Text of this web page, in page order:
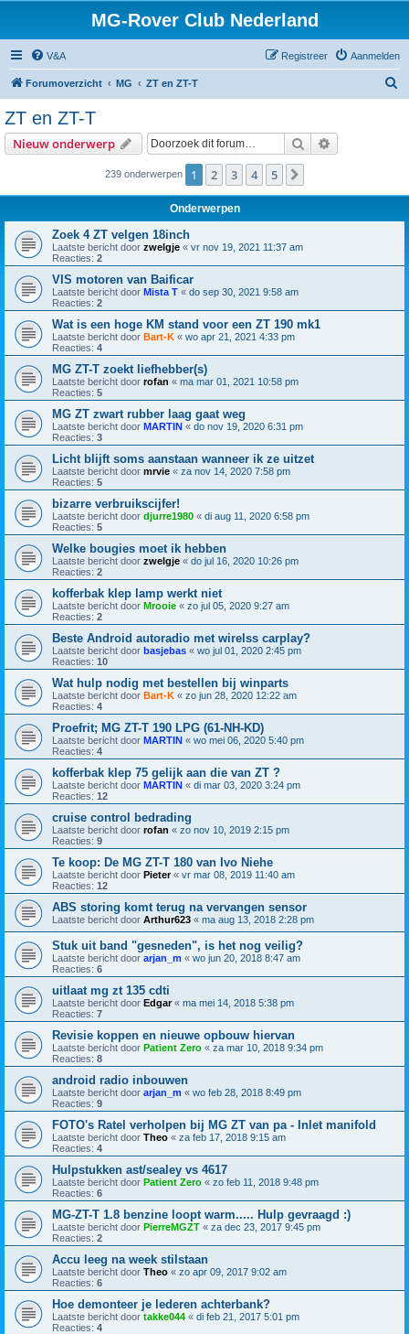
MG-Rover Club Nederland
V&A Aanmelden
Registreer
Forumoverzicht MG ZT en ZT-T
ZT en ZT-T
Nieuw onderwerp Zoek
239 onderwerpen 1 2 3 4 5
Onderwerpen
Zoek 4 ZT velgen 18inch
Laatste bericht door zwelgje « vr nov 19, 2021 11:37 am
Reacties: 2
VIS motoren van Baificar
Laatste bericht door Mista T « do sep 30, 2021 9:58 am
Reacties: 2
Wat is een hoge KM stand voor een ZT 190 mk1
Laatste bericht door Bart-K « wo apr 21, 2021 4:33 pm
Reacties: 4
MG ZT-T zoekt liefhebber(s)
Laatste bericht door rofan « ma mar 01, 2021 10:58 pm
Reacties: 5
MG ZT zwart rubber laag gaat weg
Laatste bericht door MARTIN « do nov 19, 2020 6:31 pm
Reacties: 3
Licht blijft soms aanstaan wanneer ik ze uitzet
Laatste bericht door mrvie « za nov 14, 2020 7:58 pm
Reacties: 5
bizarre verbruikscijfer!
Laatste bericht door djurre1980 « di aug 11, 2020 6:58 pm
Reacties: 5
Welke bougies moet ik hebben
Laatste bericht door zwelgje « do jul 16, 2020 10:26 pm
Reacties: 2
kofferbak klep lamp werkt niet
Laatste bericht door Mrooie « zo jul 05, 2020 9:27 am
Reacties: 2
Beste Android autoradio met wirelss carplay?
Laatste bericht door basjebas « wo jul 01, 2020 2:45 pm
Reacties: 10
Wat hulp nodig met bestellen bij winparts
Laatste bericht door Bart-K « zo jun 28, 2020 12:22 am
Reacties: 4
Proefrit; MG ZT-T 190 LPG (61-NH-KD)
Laatste bericht door MARTIN « wo mei 06, 2020 5:40 pm
Reacties: 4
kofferbak klep 75 gelijk aan die van ZT ?
Laatste bericht door MARTIN « di mar 03, 2020 3:24 pm
Reacties: 12
cruise control bedrading
Laatste bericht door rofan « zo nov 10, 2019 2:15 pm
Reacties: 9
Te koop: De MG ZT-T 180 van Ivo Niehe
Laatste bericht door Pieter« vr mar 08, 2019 11:40 am
Reacties: 12
ABS storing komt terug na vervangen sensor
Laatste bericht door Arthur623 « ma aug 13, 2018 2:28 pm
Stuk uit band "gesneden", is het nog veilig?
Laatste bericht door arjan_m « wo jun 20, 2018 8:47 am
Reacties: 6
uitlaat mg zt 135 cdti
Laatste bericht door Edgar« ma mei 14, 2018 5:38 pm
Reacties: 7
Revisie koppen en nieuwe opbouw hiervan
Laatste bericht door Patient Zero « za mar 10, 2018 9:34 pm
Reacties: 8
android radio inbouwen
Laatste bericht door arjan_m « wo feb 28, 2018 8:49 pm
Reacties: 9
FOTO's Ratel verholpen bij MG ZT van pa - Inlet manifold
Laatste bericht door Theo « za feb 17, 2018 9:15 am
Reacties: 4
Hulpstukken ast/sealey vs 4617
Laatste bericht door Patient Zero « zo feb 11, 2018 9:48 pm
Reacties: 6
MG-ZT-T 1.8 benzine loopt warm..... Hulp gevraagd :)
Laatste bericht door PierreMGZT « za dec 23, 2017 9:45 pm
Reacties: 2
Accu leeg na week stilstaan
Laatste bericht door Theo « zo apr 09, 2017 9:02 am
Reacties: 6
Hoe demonteer je lederen achterbank?
Laatste bericht door takke044 « di feb 21, 2017 5:01 pm
Reacties: 4